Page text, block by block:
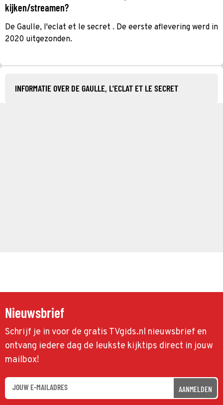
kijken/streamen?
De Gaulle, l'eclat et le secret . De eerste aflevering werd in
2020 uitgezonden.
INFORMATIE OVER DE GAULLE, L'ECLAT ET LE SECRET
Nieuwsbrief
Schrijf je in voor de gratis TVgids.nl nieuwsbrief en
ontvang iedere dag de leukste kijktips direct in jouw
mailbox!
AANMELDEN